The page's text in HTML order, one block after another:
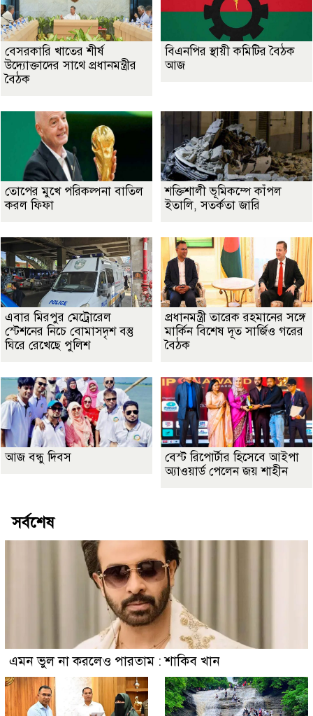
বেসরকারি খাতের শীর্ষ
উদ্যোক্তাদের সাথে প্রধানমন্ত্রীর
বৈঠক
বিএনপির স্থায়ী কমিটির বৈঠক
আজ
তোপের মুখে পরিকল্পনা বাতিল
করল ফিফা
শক্তিশালী ভূমিকম্পে কাঁপল
ইতালি, সতর্কতা জারি
এবার মিরপুর মেট্রোরেল
স্টেশনের নিচে বোমাসদৃশ বস্তু
ঘিরে রেখেছে পুলিশ
প্রধানমন্ত্রী তারেক রহমানের সঙ্গে
মার্কিন বিশেষ দূত সার্জিও গরের
বৈঠক
আজ বন্ধু দিবস
বেস্ট রিপোর্টার হিসেবে আইপা
অ্যাওয়ার্ড পেলেন জয় শাহীন
সর্বশেষ
এমন ভুল না করলেও পারতাম : শাকিব খান